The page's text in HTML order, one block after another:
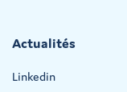
Actualités
Linkedin